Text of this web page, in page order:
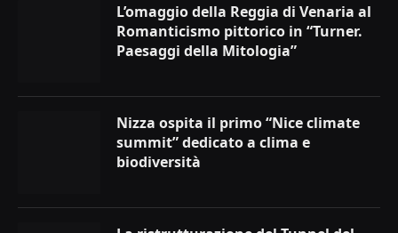
L’omaggio della Reggia di Venaria al
Romanticismo pittorico in “Turner.
Paesaggi della Mitologia”
Nizza ospita il primo “Nice climate
summit” dedicato a clima e
biodiversità